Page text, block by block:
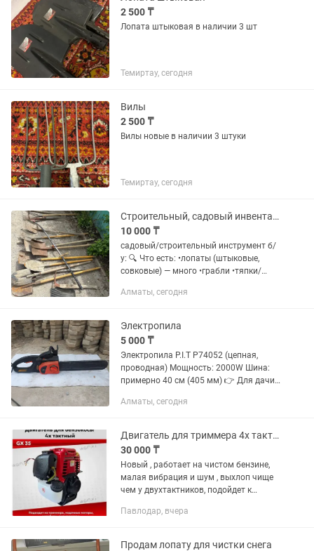
2 500 ₸
Лопата штыковая в наличии 3 шт
Темиртау, сегодня
Вилы
2 500 ₸
Вилы новые в наличии 3 штуки
Темиртау, сегодня
Строительный, садовый инвентарь.
10 000 ₸
садовый/строительный инструмент б/
у: 🔍 Что есть: •лопаты (штыковые,
совковые) — много •грабли •тяпки/
•снеговая лопата 📌 Состояние: б/у,
Алматы, сегодня
Электропила
5 000 ₸
Электропила P.I.T P74052 (цепная,
проводная) Мощность: 2000W Шина:
примерно 40 см (405 мм) 👉 Для дачи /
работает. Для запчасти. Обращаться
Алматы, сегодня
Двигатель для триммера 4х тактный , аналог хонды gx 35
30 000 ₸
Новый , работает на чистом бензине,
малая вибрация и шум , выхлоп чище
чем у двухтактников, подойдет к
кубика.
Павлодар, вчера
Продам лопату для чистки снега